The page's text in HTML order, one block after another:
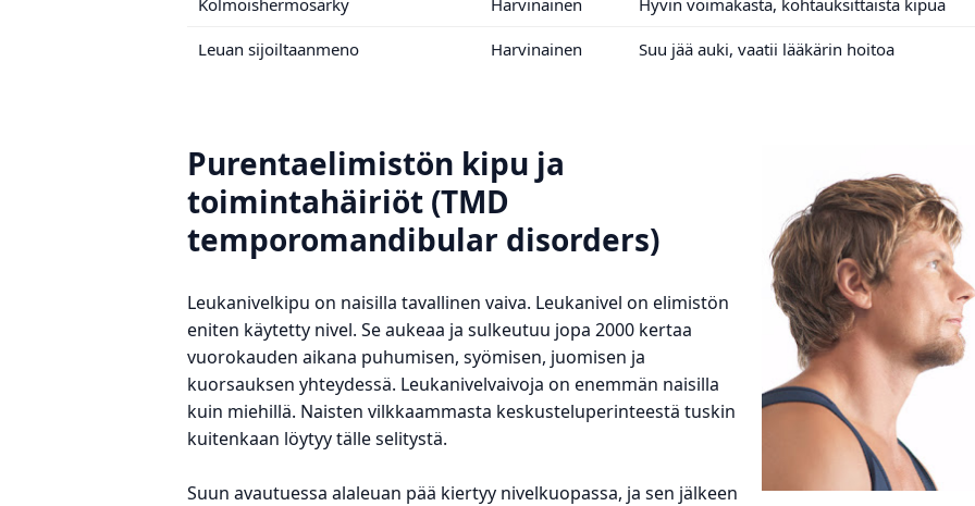
Leuan sijoiltaanmeno Harvinainen Suu jää auki, vaatii lääkärin hoitoa
Purentaelimistön kipu ja
toimintahäiriöt (TMD
temporomandibular disorders)
Leukanivelkipu on naisilla tavallinen vaiva. Leukanivel on elimistön
eniten käytetty nivel. Se aukeaa ja sulkeutuu jopa 2000 kertaa
vuorokauden aikana puhumisen, syömisen, juomisen ja
kuorsauksen yhteydessä. Leukanivelvaivoja on enemmän naisilla
kuin miehillä. Naisten vilkkaammasta keskusteluperinteestä tuskin
kuitenkaan löytyy tälle selitystä.
Suun avautuessa alaleuan pää kiertyy nivelkuopassa, ja sen jälkeen